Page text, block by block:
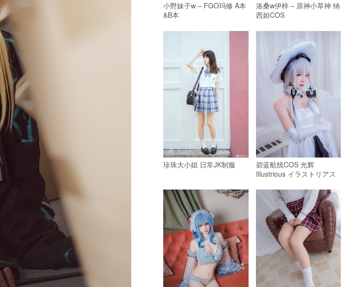
小野妹子w – FGO玛修 A本
&B本
洛桑w伊梓 – 原神小草神 纳
西妲COS
珍珠大小姐 日常JK制服
碧蓝航线COS 光辉
Illustrious イラストリアス